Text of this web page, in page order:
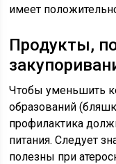
имеет
Продукты,
Чтобы уменьшить
образований
профилактика
питания. Следует
полезны при